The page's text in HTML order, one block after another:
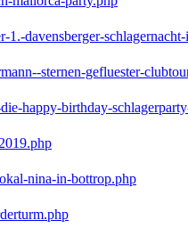
1.-davensberger-
sternen-gefluester-
happy-birthday-
nina-in-bottrop.php